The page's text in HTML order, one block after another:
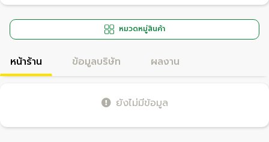
หมวดหมู่สินค้า
หน้าร้าน ข้อมูลบริษัท ผลงาน
ยังไม่มีข้อมูล